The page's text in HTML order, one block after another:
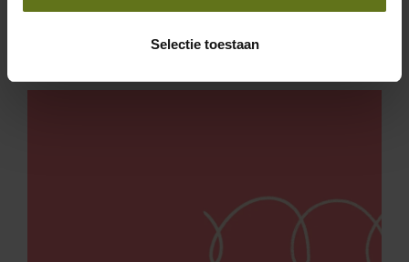
Selectie toestaan